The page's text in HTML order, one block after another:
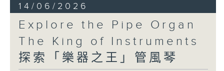
14/06/2026
Explore the Pipe Organ
The King of Instruments
探索「樂器之王」管風琴